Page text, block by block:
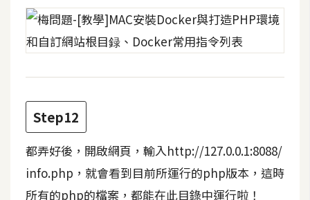
示
免
型
M
A
Step12
都弄好後，開啟網頁，輸入http://127.0.0.1:8088/
info.php，就會看到目前所運行的php版本，這時
所有的php的檔案，都能在此目錄中運行啦！